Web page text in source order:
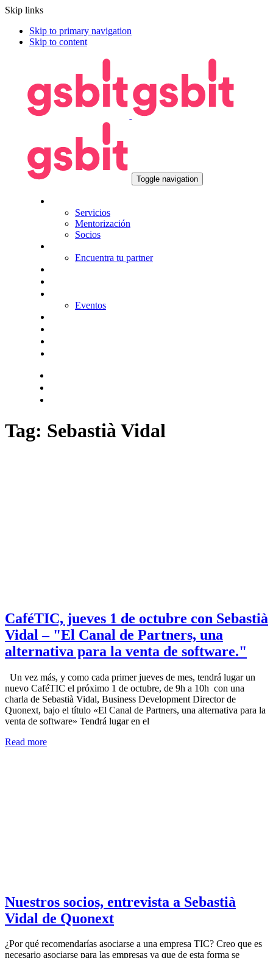
Skip links
Skip to primary navigation
Skip to content
Toggle navigation
Servicios
Mentorización
Socios
Encuentra tu partner
Eventos
Tag: Sebastià Vidal
CaféTIC, jueves 1 de octubre con Sebastià
Vidal – "El Canal de Partners, una
alternativa para la venta de software."
Un vez más, y como cada primer jueves de mes, tendrá lugar un
nuevo CaféTIC el próximo 1 de octubre, de 9h a 10h con una
charla de Sebastià Vidal, Business Development Director de
Quonext, bajo el título «El Canal de Partners, una alternativa para la
venta de software» Tendrá lugar en el
Read more
Nuestros socios, entrevista a Sebastià
Vidal de Quonext
¿Por qué recomendarías asociarse a una empresa TIC? Creo que es
necesario asociarse para las empresas ya que de esta forma se